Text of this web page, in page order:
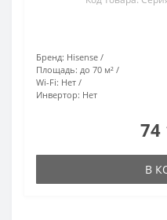
Бренд: Hisense
Площадь: до 70 м²
Wi-Fi: Нет
Инвертор: Нет
74
В